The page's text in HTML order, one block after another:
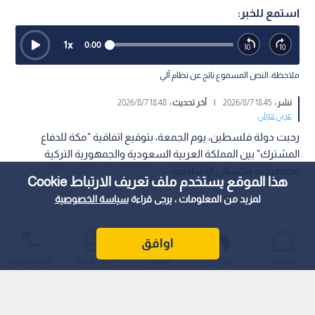
هذا الموقع يستخدم ملف تعريف الارتباط Cookie
لمزيد من المعلومات ، يرجى قراءةسياسة الخصوصية
اوافق
استمع للخبر:
0:00
1x
ملاحظة: النص المسموع ناتج عن نظام آلي
نشر :18:45 2026/8/7
| آخر تحديث :18:48 2026/8/7
عربي دولي
رحبت دولة فلسطين، يوم الجمعة، بتوقيع اتفاقية "مكة للدفاع
المشترك" بين المملكة العربية السعودية والجمهورية التركية
عواجل المباشر أحدث الأخبار